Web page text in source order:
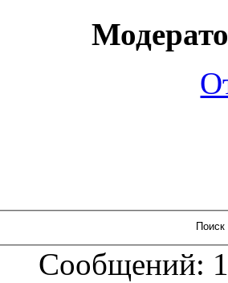
Сообщений: